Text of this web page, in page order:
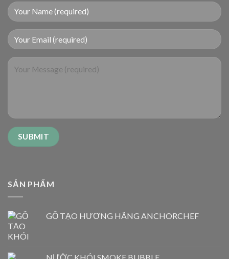
SẢN PHẨM
GỖ TẠO HƯƠNG HÃNG ANCHORCHEF